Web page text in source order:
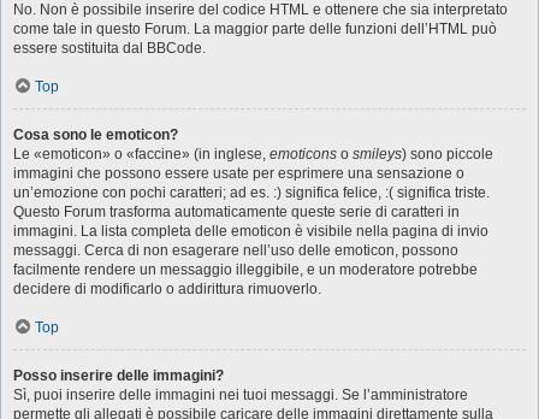
No. Non è possibile inserire del codice HTML e ottenere che sia interpretato
come tale in questo Forum. La maggior parte delle funzioni dell’HTML può
essere sostituita dal BBCode.
Top
Cosa sono le emoticon?
Le «emoticon» o «faccine» (in inglese, emoticons o smileys) sono piccole
immagini che possono essere usate per esprimere una sensazione o
un’emozione con pochi caratteri; ad es. :) significa felice, :( significa triste.
Questo Forum trasforma automaticamente queste serie di caratteri in
immagini. La lista completa delle emoticon è visibile nella pagina di invio
messaggi. Cerca di non esagerare nell’uso delle emoticon, possono
facilmente rendere un messaggio illeggibile, e un moderatore potrebbe
decidere di modificarlo o addirittura rimuoverlo.
Top
Posso inserire delle immagini?
Sì, puoi inserire delle immagini nei tuoi messaggi. Se l’amministratore
permette gli allegati è possibile caricare delle immagini direttamente sulla